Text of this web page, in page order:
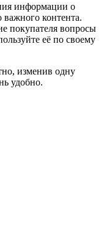
информации о
важного контента.
покупателя вопросы
её по своему
изменив одну
удобно.